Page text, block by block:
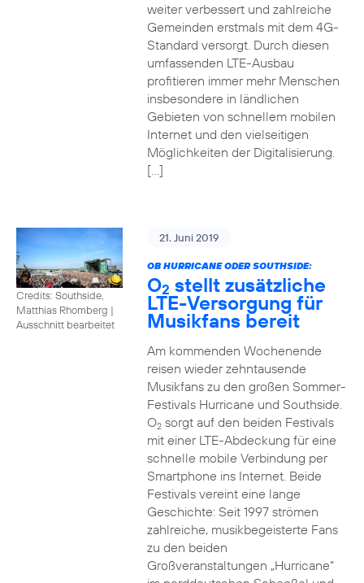
weiter verbessert und zahlreiche
Gemeinden erstmals mit dem 4G-
Standard versorgt. Durch diesen
umfassenden LTE-Ausbau
profitieren immer mehr Menschen
insbesondere in ländlichen
Gebieten von schnellem mobilen
Internet und den vielseitigen
Möglichkeiten der Digitalisierung.
[…]
Credits: Southside,
Matthias Rhomberg |
Ausschnitt bearbeitet
21. Juni 2019
OB HURRICANE ODER SOUTHSIDE:
O2 stellt zusätzliche
LTE-Versorgung für
Musikfans bereit
Am kommenden Wochenende
reisen wieder zehntausende
Musikfans zu den großen Sommer-
Festivals Hurricane und Southside.
O2sorgt auf den beiden Festivals
mit einer LTE-Abdeckung für eine
schnelle mobile Verbindung per
Smartphone ins Internet. Beide
Festivals vereint eine lange
Geschichte: Seit 1997 strömen
zahlreiche, musikbegeisterte Fans
zu den beiden
Großveranstaltungen „Hurricane“